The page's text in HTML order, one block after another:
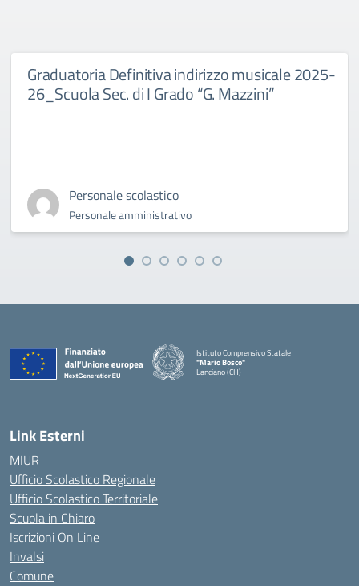
Graduatoria Definitiva indirizzo musicale 2025-
26_Scuola Sec. di I Grado “G. Mazzini”
Personale scolastico
Personale amministrativo
Istituto Comprensivo Statale
"Mario Bosco"
Lanciano (CH)
Link Esterni
MIUR
Ufficio Scolastico Regionale
Ufficio Scolastico Territoriale
Scuola in Chiaro
Iscrizioni On Line
Invalsi
Comune